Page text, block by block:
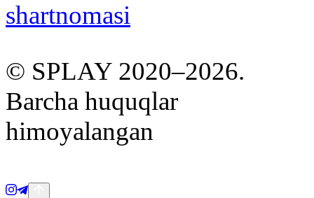
shartnomasi
© SPLAY 2020–2026.
Barcha huquqlar
himoyalangan